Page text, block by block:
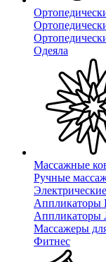
Одеяла
Массажные
Ручные
Аппликаторы
Аппликаторы
Массажеры
Фитнес